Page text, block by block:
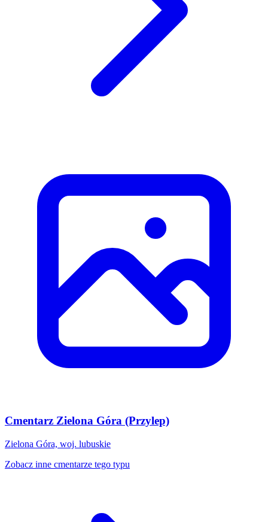
Cmentarz Zielona Góra (Przylep)
Zielona Góra, woj. lubuskie
Zobacz inne cmentarze tego typu